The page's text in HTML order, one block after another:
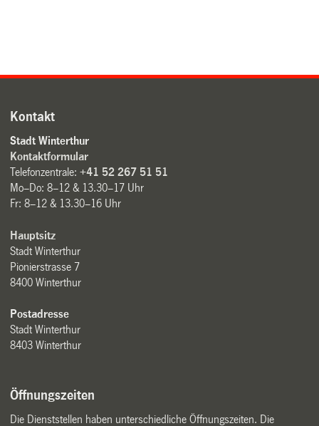
Kontakt
Stadt Winterthur
Kontaktformular
Telefonzentrale:+41 52 267 51 51
Mo–Do: 8–12 & 13.30–17 Uhr
Fr: 8–12 & 13.30–16 Uhr
Hauptsitz
Stadt Winterthur
Pionierstrasse 7
8400 Winterthur
Postadresse
Stadt Winterthur
8403 Winterthur
Öffnungszeiten
Die Dienststellen haben unterschiedliche Öffnungszeiten. Die